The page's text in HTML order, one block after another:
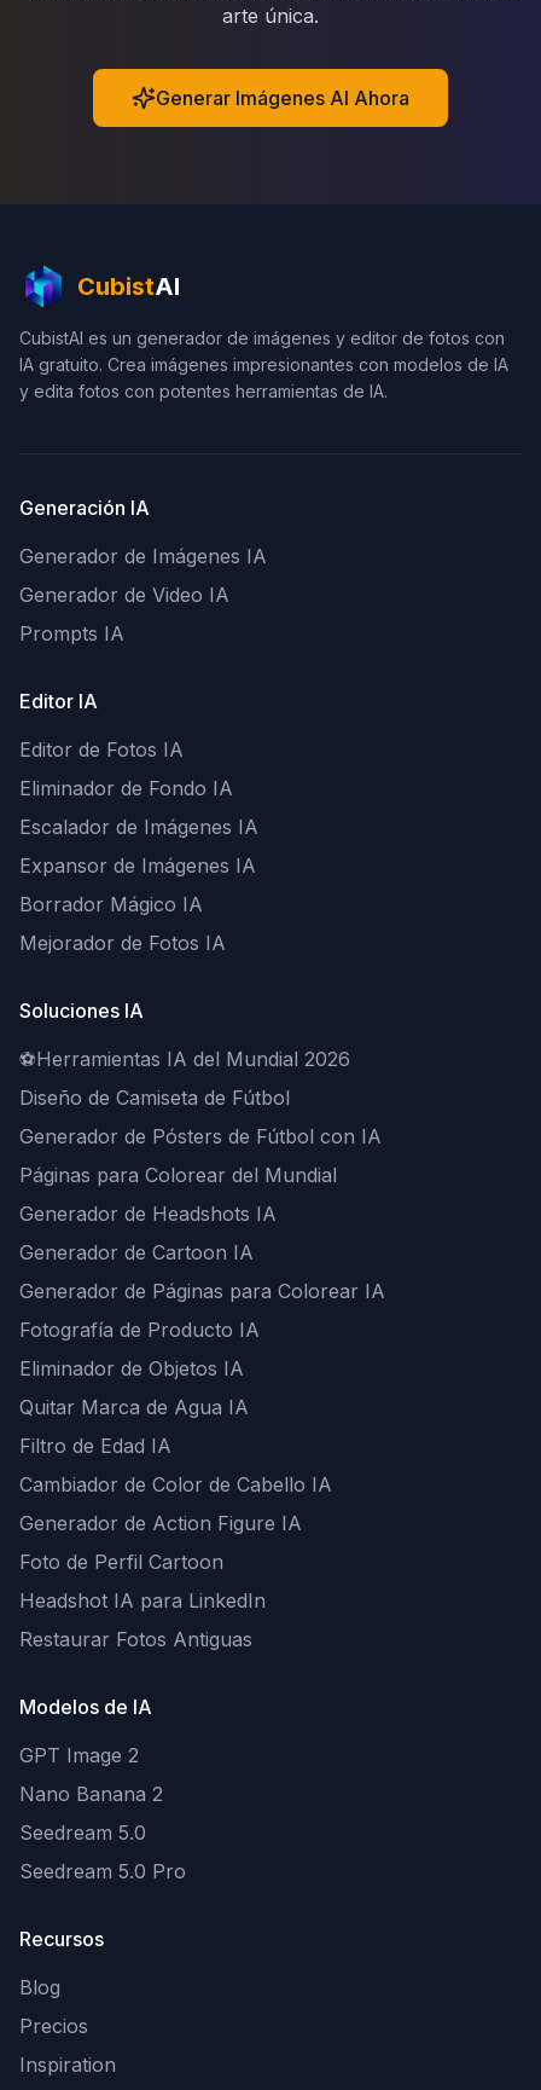
arte única.
Generar Imágenes AI Ahora
CubistAI
CubistAI es un generador de imágenes y editor de fotos con
IA gratuito. Crea imágenes impresionantes con modelos de IA
y edita fotos con potentes herramientas de IA.
Generación IA
Generador de Imágenes IA
Generador de Video IA
Prompts IA
Editor IA
Editor de Fotos IA
Eliminador de Fondo IA
Escalador de Imágenes IA
Expansor de Imágenes IA
Borrador Mágico IA
Mejorador de Fotos IA
Soluciones IA
⚽Herramientas IA del Mundial 2026
Diseño de Camiseta de Fútbol
Generador de Pósters de Fútbol con IA
Páginas para Colorear del Mundial
Generador de Headshots IA
Generador de Cartoon IA
Generador de Páginas para Colorear IA
Fotografía de Producto IA
Eliminador de Objetos IA
Quitar Marca de Agua IA
Filtro de Edad IA
Cambiador de Color de Cabello IA
Generador de Action Figure IA
Foto de Perfil Cartoon
Headshot IA para LinkedIn
Restaurar Fotos Antiguas
Modelos de IA
GPT Image 2
Nano Banana 2
Seedream 5.0
Seedream 5.0 Pro
Recursos
Blog
Precios
Inspiration